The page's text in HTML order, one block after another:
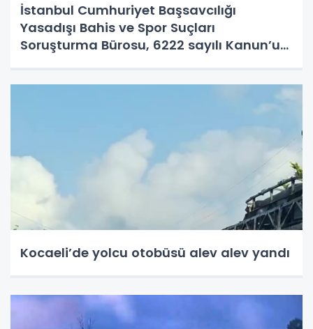
İstanbul Cumhuriyet Başsavcılığı
Yasadışı Bahis ve Spor Suçları
Soruşturma Bürosu, 6222 sayılı Kanun’un
Kocaeli’de yolcu otobüsü alev alev yandı